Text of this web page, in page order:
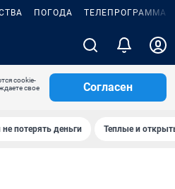
ПОГОДА ТЕЛЕПРОГРАММА
cookie-
свое
Согласен
потерять деньги Теплые и